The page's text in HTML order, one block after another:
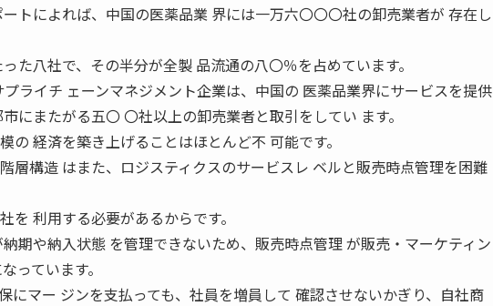
トによれば、中国の医薬品業 界には一万六〇〇〇社の卸売業者が 存在し
た八社で、その半分が全製 品流通の八〇％を占めています。
ライチ ェーンマネジメント企業は、中国の 医薬品業界にサービスを提供
にまたがる五〇 〇社以上の卸売業者と取引をしてい ます。
の 経済を築き上げることはほとんど不 可能です。
層構造 はまた、ロジスティクスのサービスレ ベルと販売時点管理を困難
を 利用する必要があるからです。
期や納入状態 を管理できないため、販売時点管理 が販売・マーケティン
っています。
にマー ジンを支払っても、社員を増員して 確認させないかぎり、自社商